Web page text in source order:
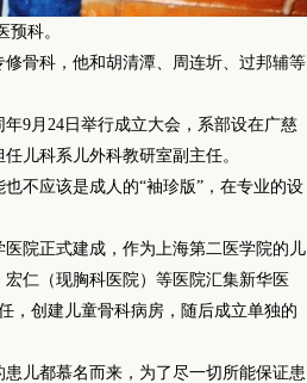
科。
骨科，他和胡清潭、周连圻、过邦辅等
9月24日举行成立大会，系部设在广慈
儿科系儿外科教研室副主任。
不应该是成人的“袖珍版”，在专业的设
院正式建成，作为上海第二医学院的儿
仁（现胸科医院）等医院汇集新华医
，创建儿童骨科病房，随后成立单独的
儿都慕名而来，为了尽一切所能保证患